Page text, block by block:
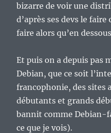
bizarre de voir une
d’après ses devs le
faire alors qu’en
Et puis on a depuis pas
Debian, que ce soit
francophonie, des sites
débutants et grands
bannit comme Debian-
ce que je vois).